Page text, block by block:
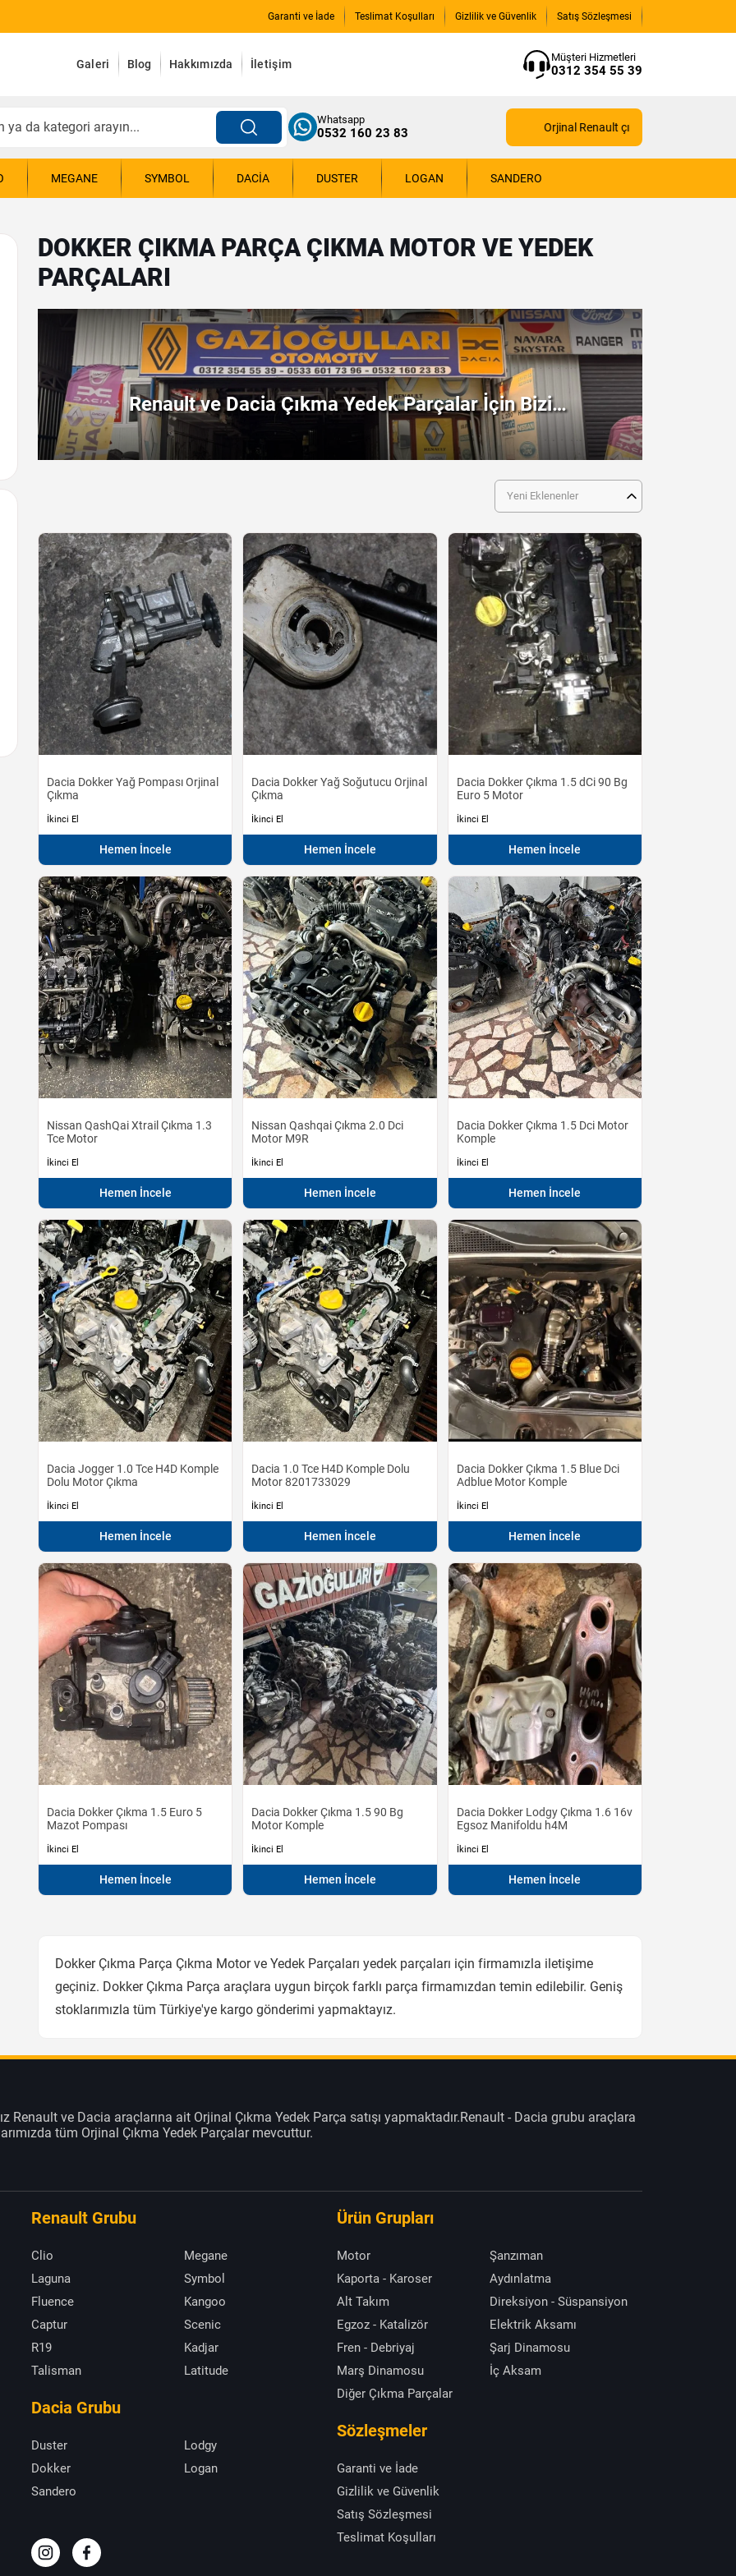
Garanti ve İade Teslimat Koşulları Gizlilik ve Güvenlik Satış Sözleşmesi
Galeri Blog Hakkımızda İletişim
Müşteri Hizmetleri
0312 354 55 39
Whatsapp
0532 160 23 83 Orjinal Renault çıkma yedek parçaları için
MEGANE SYMBOL DACIA DUSTER LOGAN SANDERO
DOKKER ÇIKMA PARÇA ÇIKMA MOTOR VE YEDEK
PARÇALARI
Renault ve Dacia Çıkma Yedek Parçalar İçin Bizi
Arayın!
Yeni Eklenenler
Dacia Dokker Yağ Pompası Orjinal
Çıkma
İkinci El
Hemen İncele
Dacia Dokker Yağ Soğutucu Orjinal
Çıkma
İkinci El
Hemen İncele
Dacia Dokker Çıkma 1.5 dCi 90 Bg
Euro 5 Motor
İkinci El
Hemen İncele
Nissan QashQai Xtrail Çıkma 1.3
Tce Motor
İkinci El
Hemen İncele
Nissan Qashqai Çıkma 2.0 Dci
Motor M9R
İkinci El
Hemen İncele
Dacia Dokker Çıkma 1.5 Dci Motor
Komple
İkinci El
Hemen İncele
Dacia Jogger 1.0 Tce H4D Komple
Dolu Motor Çıkma
İkinci El
Hemen İncele
Dacia 1.0 Tce H4D Komple Dolu
Motor 8201733029
İkinci El
Hemen İncele
Dacia Dokker Çıkma 1.5 Blue Dci
Adblue Motor Komple
İkinci El
Hemen İncele
Dacia Dokker Çıkma 1.5 Euro 5
Mazot Pompası
İkinci El
Hemen İncele
Dacia Dokker Çıkma 1.5 90 Bg
Motor Komple
İkinci El
Hemen İncele
Dacia Dokker Lodgy Çıkma 1.6 16v
Egsoz Manifoldu h4M
İkinci El
Hemen İncele
Dokker Çıkma Parça Çıkma Motor ve Yedek Parçaları yedek parçaları için firmamızla iletişime
geçiniz. Dokker Çıkma Parça araçlara uygun birçok farklı parça firmamızdan temin edilebilir. Geniş
stoklarımızla tüm Türkiye'ye kargo gönderimi yapmaktayız.
Renault ve Dacia araçlarına ait Orjinal Çıkma Yedek Parça satışı yapmaktadır.Renault - Dacia grubu araçlara
tüm Orjinal Çıkma Yedek Parçalar mevcuttur.
Renault Grubu
Clio
Megane
Laguna
Symbol
Fluence
Kangoo
Captur
Scenic
R19
Kadjar
Talisman
Latitude
Dacia Grubu
Duster
Lodgy
Dokker
Logan
Sandero
Ürün Grupları
Motor
Şanzıman
Kaporta - Karoser
Aydınlatma
Alt Takım
Direksiyon - Süspansiyon
Egzoz - Katalizör
Elektrik Aksamı
Fren - Debriyaj
Şarj Dinamosu
Marş Dinamosu
İç Aksam
Diğer Çıkma Parçalar
Sözleşmeler
Garanti ve İade
Gizlilik ve Güvenlik
Satış Sözleşmesi
Teslimat Koşulları